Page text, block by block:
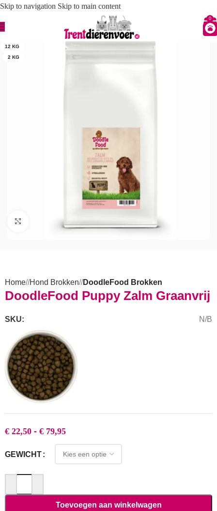
Skip to navigation Skip to main content
0
12 KG
2 KG
Click to enlarge
Home/ Hond Brokken/ DoodleFood Brokken
DoodleFood Puppy Zalm Graanvrij
SKU: N/B
€ 22,50 - € 79,95
GEWICHT
Toevoegen aan winkelwagen